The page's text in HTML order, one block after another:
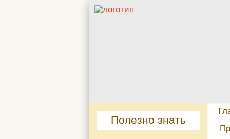
Полезно знать